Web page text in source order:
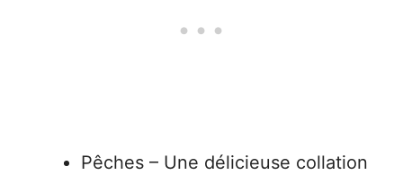
Pêches – Une délicieuse collation